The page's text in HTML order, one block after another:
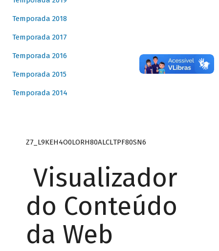
Temporada 2018
Temporada 2017
Temporada 2016
Temporada 2015
Temporada 2014
Z7_L9KEH4O0LORH80ALCLTPF80SN6
Visualizador
do Conteúdo
da Web